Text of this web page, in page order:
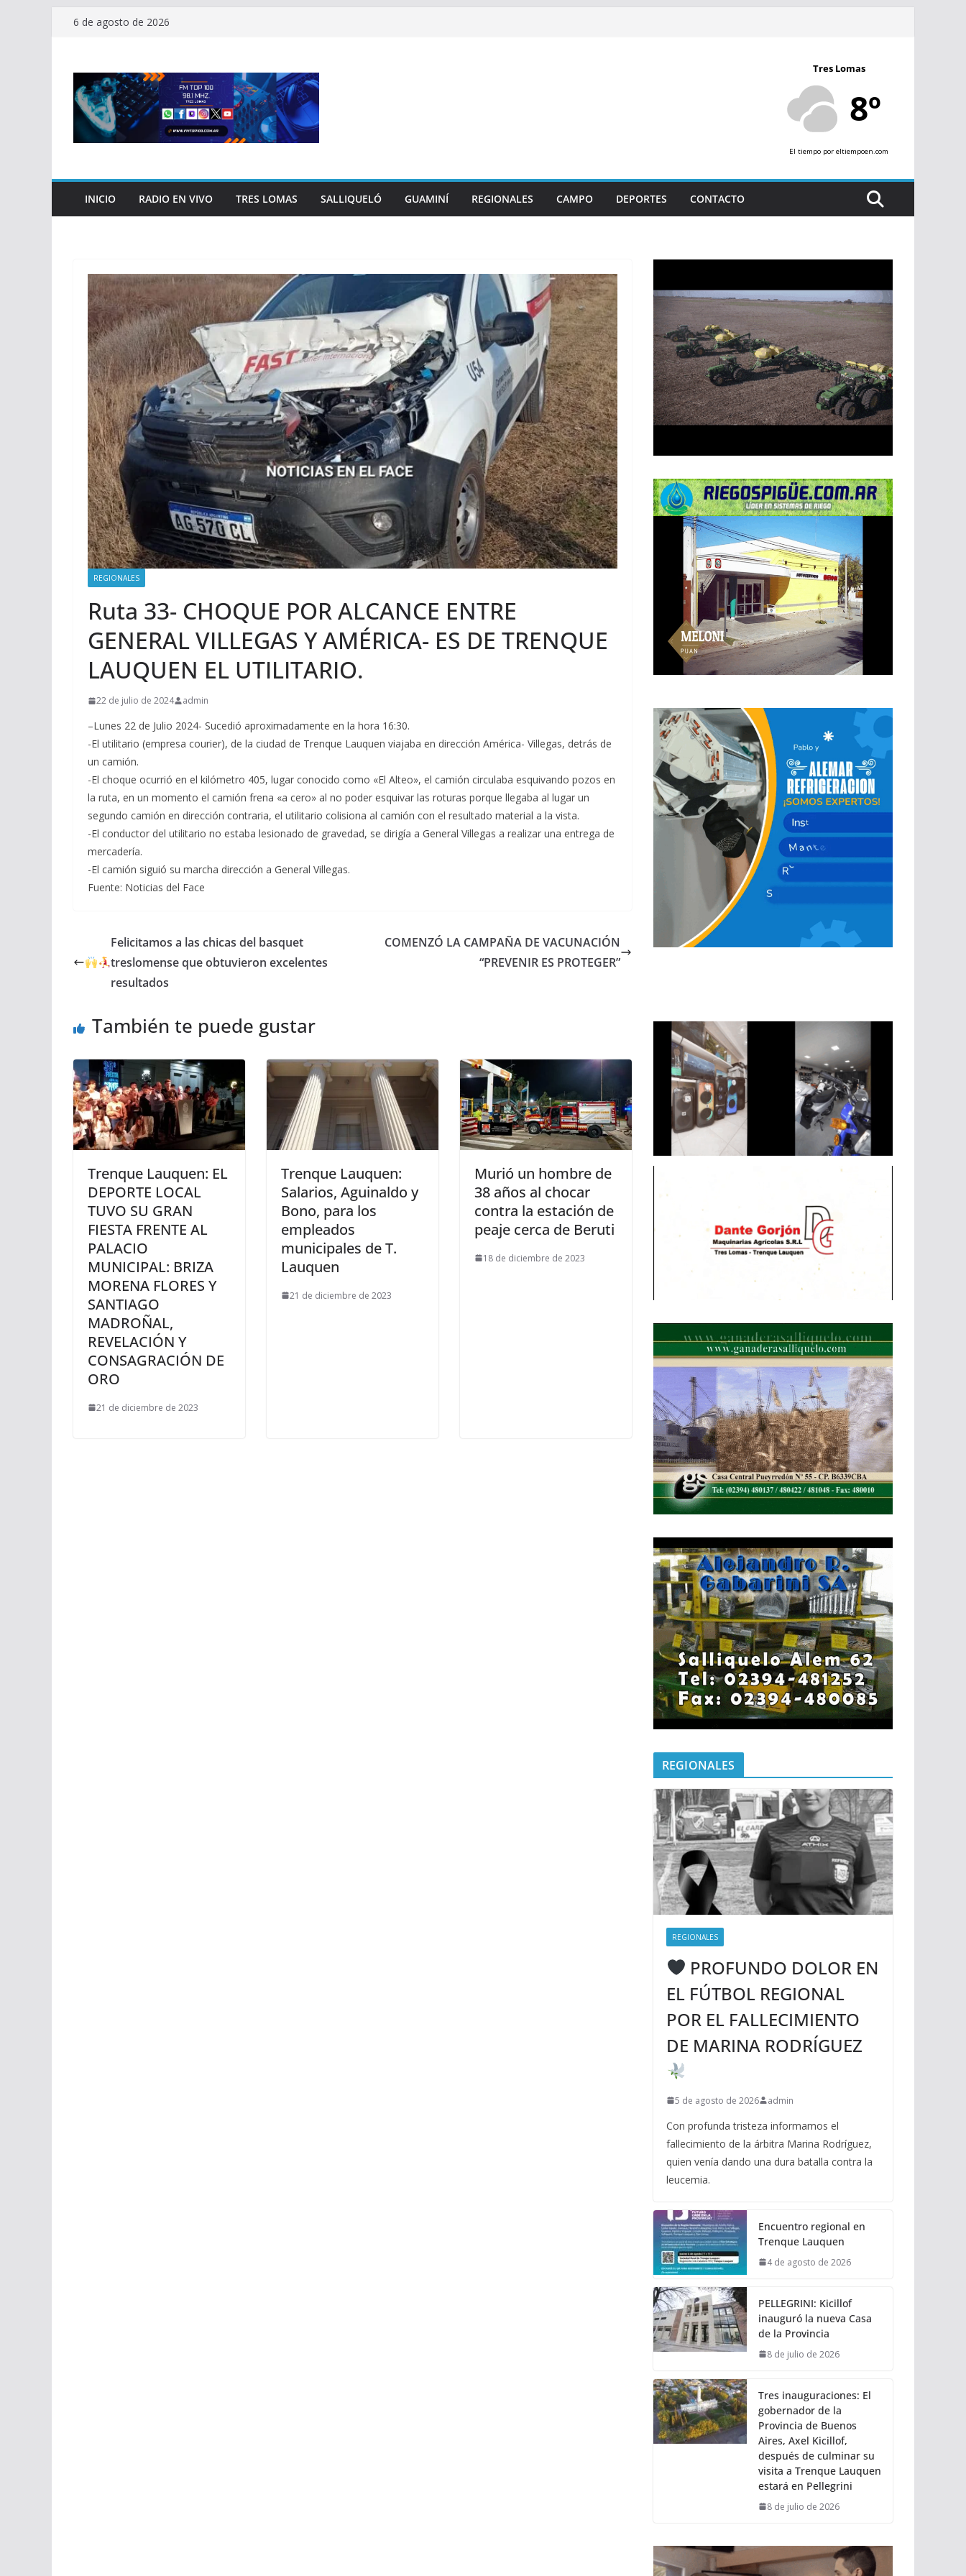
Saltar6 de agosto de 2026
Tres Lomas
8º
El tiempo por eltiempoen.com
INICIO RADIO EN VIVO TRES LOMAS SALLIQUELÓ GUAMINÍ REGIONALES CAMPO DEPORTES CONTACTO
REGIONALES
Ruta 33- CHOQUE POR ALCANCE ENTRE
GENERAL VILLEGAS Y AMÉRICA- ES DE TRENQUE
LAUQUEN EL UTILITARIO.
22 de julio de 2024 admin
–Lunes 22 de Julio 2024- Sucedió aproximadamente en la hora 16:30.
-El utilitario (empresa courier), de la ciudad de Trenque Lauquen viajaba en dirección América- Villegas, detrás de
un camión.
-El choque ocurrió en el kilómetro 405, lugar conocido como «El Alteo», el camión circulaba esquivando pozos en
la ruta, en un momento el camión frena «a cero» al no poder esquivar las roturas porque llegaba al lugar un
segundo camión en dirección contraria, el utilitario colisiona al camión con el resultado material a la vista.
-El conductor del utilitario no estaba lesionado de gravedad, se dirigía a General Villegas a realizar una entrega de
mercadería.
-El camión siguió su marcha dirección a General Villegas.
Fuente: Noticias del Face
Felicitamos a las chicas del basquet
treslomense que obtuvieron excelentes
resultados
COMENZÓ LA CAMPAÑA DE VACUNACIÓN
“PREVENIR ES PROTEGER”
También te puede gustar
Trenque Lauquen: EL
DEPORTE LOCAL
TUVO SU GRAN
FIESTA FRENTE AL
PALACIO
MUNICIPAL: BRIZA
MORENA FLORES Y
SANTIAGO
MADROÑAL,
REVELACIÓN Y
CONSAGRACIÓN DE
ORO
21 de diciembre de 2023
Trenque Lauquen:
Salarios, Aguinaldo y
Bono, para los
empleados
municipales de T.
Lauquen
21 de diciembre de 2023
Murió un hombre de
38 años al chocar
contra la estación de
peaje cerca de Beruti
18 de diciembre de 2023
REGIONALES
REGIONALES
PROFUNDO DOLOR EN
EL FÚTBOL REGIONAL
POR EL FALLECIMIENTO
DE MARINA RODRÍGUEZ
5 de agosto de 2026 admin
Con profunda tristeza informamos el
fallecimiento de la árbitra Marina Rodríguez,
quien venía dando una dura batalla contra la
leucemia.
Encuentro regional en
Trenque Lauquen
4 de agosto de 2026
PELLEGRINI: Kicillof
inauguró la nueva Casa
de la Provincia
8 de julio de 2026
Tres inauguraciones: El
gobernador de la
Provincia de Buenos
Aires, Axel Kicillof,
después de culminar su
visita a Trenque Lauquen
estará en Pellegrini
8 de julio de 2026